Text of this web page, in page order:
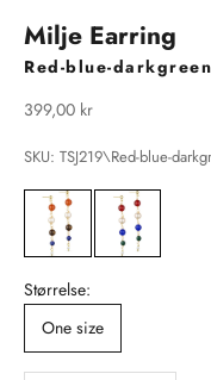
Milje Earring
Red-blue-darkgreen
Salgspris
399,00 kr
SKU: TSJ219\Red-blue-
Størrelse:
One size